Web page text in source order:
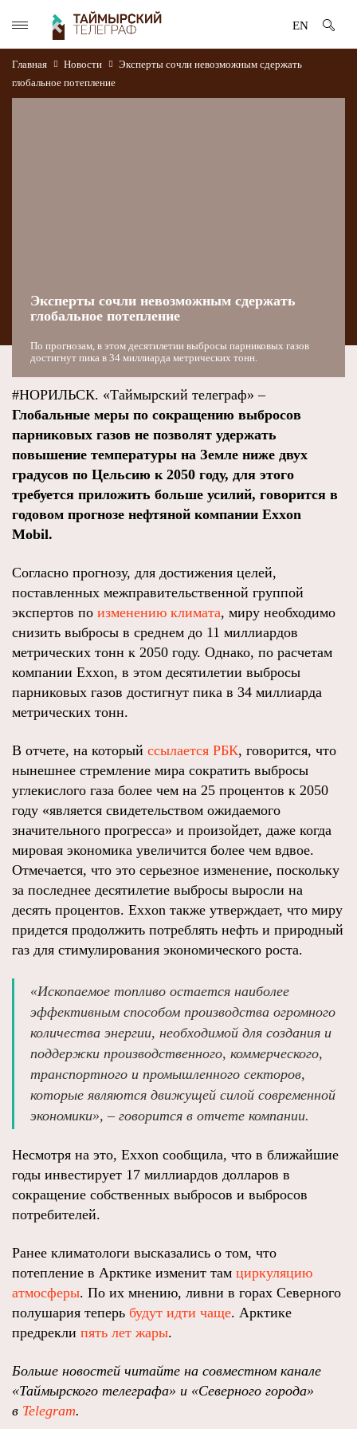
EN
Главная Новости
Эксперты сочли невозможным сдержать
глобальное потепление
Эксперты сочли невозможным сдержать
глобальное потепление
По прогнозам, в этом десятилетии выбросы парниковых газов
достигнут пика в 34 миллиарда метрических тонн.
#НОРИЛЬСК. «Таймырский телеграф» –
Глобальные меры по сокращению выбросов
парниковых газов не позволят удержать
повышение температуры на Земле ниже двух
градусов по Цельсию к 2050 году, для этого
требуется приложить больше усилий, говорится в
годовом прогнозе нефтяной компании Exxon
Mobil.
Согласно прогнозу, для достижения целей,
поставленных межправительственной группой
экспертов по изменению климата, миру необходимо
снизить выбросы в среднем до 11 миллиардов
метрических тонн к 2050 году. Однако, по расчетам
компании Exxon, в этом десятилетии выбросы
парниковых газов достигнут пика в 34 миллиарда
метрических тонн.
В отчете, на который ссылается РБК, говорится, что
нынешнее стремление мира сократить выбросы
углекислого газа более чем на 25 процентов к 2050
году «является свидетельством ожидаемого
значительного прогресса» и произойдет, даже когда
мировая экономика увеличится более чем вдвое.
Отмечается, что это серьезное изменение, поскольку
за последнее десятилетие выбросы выросли на
десять процентов. Exxon также утверждает, что миру
придется продолжить потреблять нефть и природный
газ для стимулирования экономического роста.
«Ископаемое топливо остается наиболее
эффективным способом производства огромного
количества энергии, необходимой для создания и
поддержки производственного, коммерческого,
транспортного и промышленного секторов,
которые являются движущей силой современной
экономики», – говорится в отчете компании.
Несмотря на это, Exxon сообщила, что в ближайшие
годы инвестирует 17 миллиардов долларов в
сокращение собственных выбросов и выбросов
потребителей.
Ранее климатологи высказались о том, что
потепление в Арктике изменит там циркуляцию
атмосферы. По их мнению, ливни в горах Северного
полушария теперь будут идти чаще. Арктике
предрекли пять лет жары.
Больше новостей читайте на совместном канале
«Таймырского телеграфа» и «Северного города»
в Telegram.